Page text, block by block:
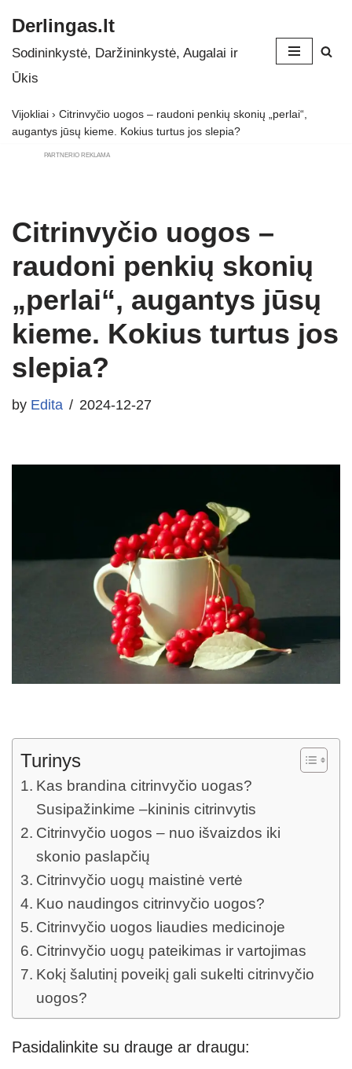
Skip
to
Derlingas.lt
Sodininkystė, Daržininkystė, Augalai ir
Ūkis
Vijokliai › Citrinvyčio uogos – raudoni penkių skonių „perlai“,
augantys jūsų kieme. Kokius turtus jos slepia?
PARTNERIO REKLAMA
Citrinvyčio uogos –
raudoni penkių skonių
„perlai“, augantys jūsų
kieme. Kokius turtus jos
slepia?
by Edita 2024-12-27
Turinys
Kas brandina citrinvyčio uogas?
Susipažinkime –kininis citrinvytis
Citrinvyčio uogos – nuo išvaizdos iki
skonio paslapčių
Citrinvyčio uogų maistinė vertė
Kuo naudingos citrinvyčio uogos?
Citrinvyčio uogos liaudies medicinoje
Citrinvyčio uogų pateikimas ir vartojimas
Kokį šalutinį poveikį gali sukelti citrinvyčio
uogos?
Pasidalinkite su drauge ar draugu: